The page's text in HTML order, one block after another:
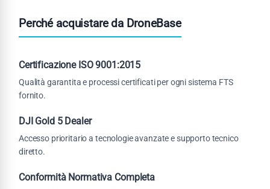
Perché acquistare da DroneBase
Certificazione ISO 9001:2015
Qualità garantita e processi certificati per ogni sistema FTS
fornito.
DJI Gold 5 Dealer
Accesso prioritario a tecnologie avanzate e supporto tecnico
diretto.
Conformità Normativa Completa